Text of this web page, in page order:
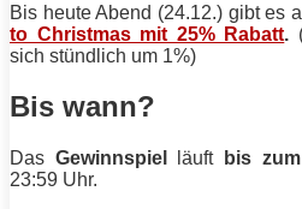
Bis heute Abend (24.12.) gibt es
to Christmas mit 25% Rabatt.
sich stündlich um 1%)
Bis wann?
Das Gewinnspiel läuft bis
23:59 Uhr.